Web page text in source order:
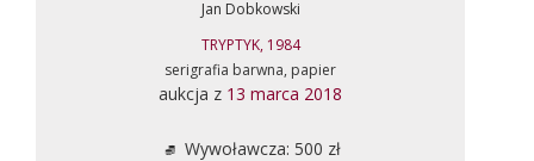
Jan Dobkowski
TRYPTYK, 1984
serigrafia barwna, papier
aukcja z 13 marca 2018
Wywoławcza: 500 zł